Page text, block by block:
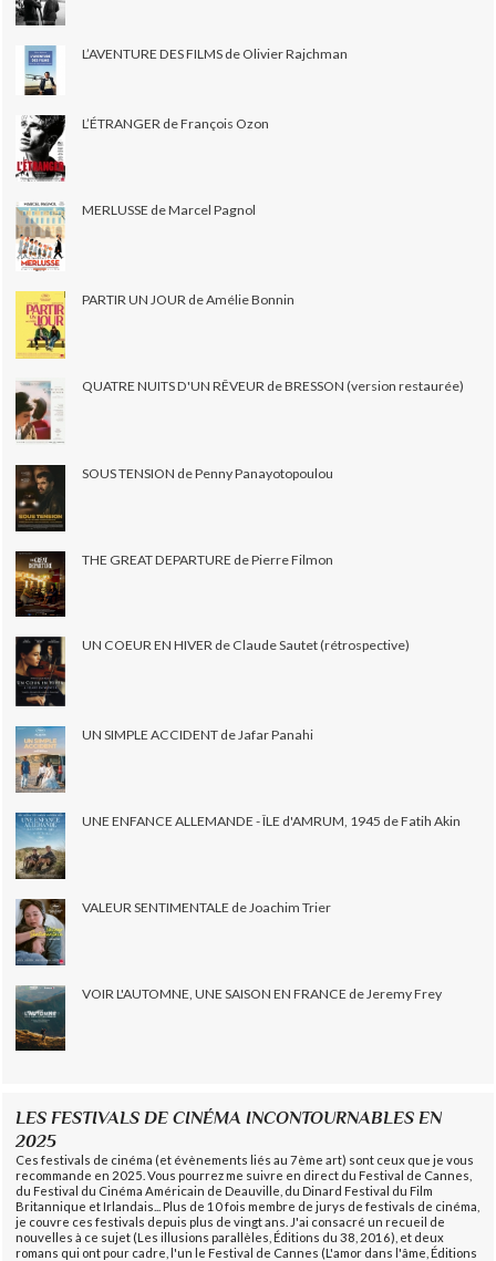
L’AVENTURE DES FILMS de Olivier Rajchman
L’ÉTRANGER de François Ozon
MERLUSSE de Marcel Pagnol
PARTIR UN JOUR de Amélie Bonnin
QUATRE NUITS D'UN RÊVEUR de BRESSON (version restaurée)
SOUS TENSION de Penny Panayotopoulou
THE GREAT DEPARTURE de Pierre Filmon
UN COEUR EN HIVER de Claude Sautet (rétrospective)
UN SIMPLE ACCIDENT de Jafar Panahi
UNE ENFANCE ALLEMANDE - ÎLE d'AMRUM, 1945 de Fatih Akin
VALEUR SENTIMENTALE de Joachim Trier
VOIR L'AUTOMNE, UNE SAISON EN FRANCE de Jeremy Frey
LES FESTIVALS DE CINÉMA INCONTOURNABLES EN
2025
Ces festivals de cinéma (et évènements liés au 7ème art) sont ceux que je vous
recommande en 2025. Vous pourrez me suivre en direct du Festival de Cannes,
du Festival du Cinéma Américain de Deauville, du Dinard Festival du Film
Britannique et Irlandais... Plus de 10 fois membre de jurys de festivals de cinéma,
je couvre ces festivals depuis plus de vingt ans. J'ai consacré un recueil de
nouvelles à ce sujet (Les illusions parallèles, Éditions du 38, 2016), et deux
romans qui ont pour cadre, l'un le Festival de Cannes (L'amor dans l'âme, Éditions